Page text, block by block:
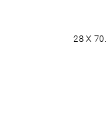
28 X